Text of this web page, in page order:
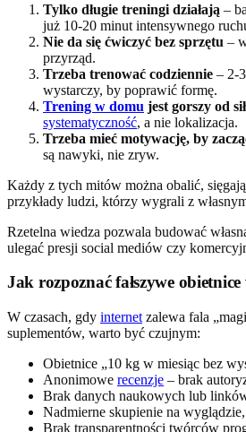
Tylko długie treningi działają –
już 10-20 minut intensywnego
Nie da się ćwiczyć bez sprzętu –
przyrząd.
Trzeba trenować codziennie – 2-
wystarczy, by poprawić formę.
Trening w domu jest gorszy od
systematyczność, a nie lokalizacja.
Trzeba mieć motywację, by
są nawyki, nie zryw.
Każdy z tych mitów można obalić,
przykłady ludzi, którzy wygrali z
Rzetelna wiedza pozwala budować
ulegać presji social mediów czy
Jak rozpoznać fałszywe obietnice
W czasach, gdy internet zalewa fala
suplementów, warto być czujnym:
Obietnice „10 kg w miesiąc bez
Anonimowe recenzje – brak
Brak danych naukowych lub
Nadmierne skupienie na
Brak transparentności twórców